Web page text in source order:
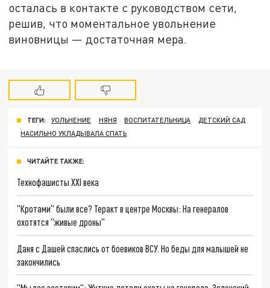
осталась в контакте с руководством сети,
решив, что моментальное увольнение
виновницы — достаточная мера.
ТЕГИ: УОЛЬНЕНИЕ НЯНЯ ВОСПИТАТЕЛЬНИЦА
ДЕТСКИЙ САД
НАСИЛЬНО УКЛАДЫВАЛА СПАТЬ
ЧИТАЙТЕ ТАКЖЕ:
Технофашисты XXI века
"Кротами" были все? Теракт в центре Москвы: На генералов
охотятся "живые дроны"
Даня с Дашей спаслись от боевиков ВСУ. Но беды для малышей не
закончились